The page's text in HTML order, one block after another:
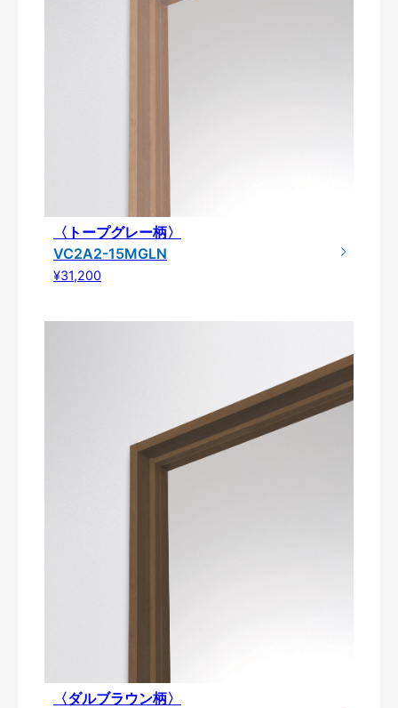
〈トープグレー柄〉
VC2A2-15MGLN
¥31,200
〈ダルブラウン柄〉